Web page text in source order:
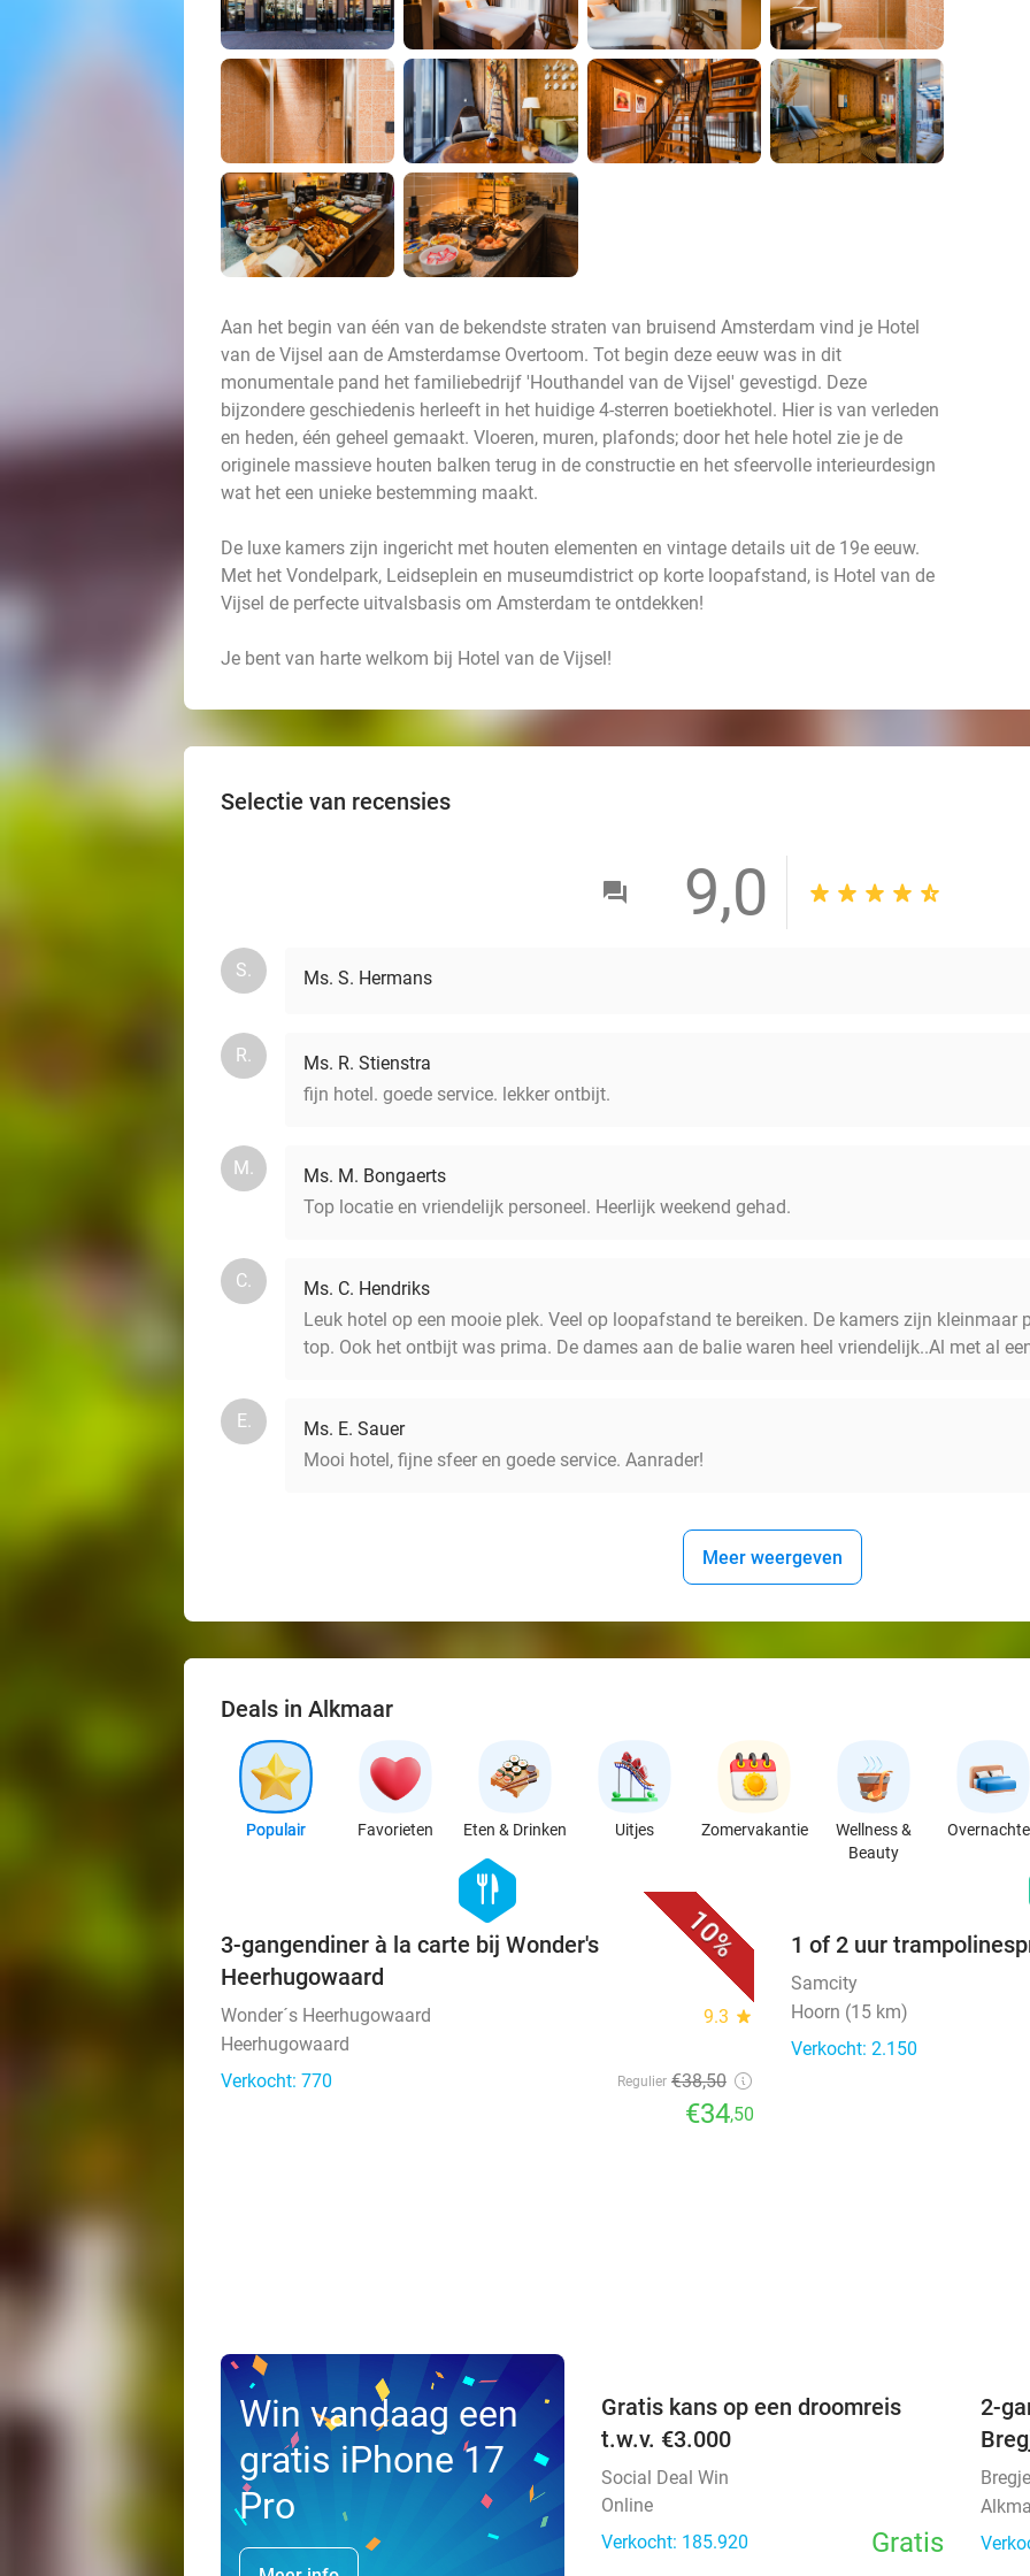
Aan het begin van één van de bekendste straten van bruisend Amsterdam vind je Hotel
van de Vijsel aan de Amsterdamse Overtoom. Tot begin deze eeuw was in dit
monumentale pand het familiebedrijf 'Houthandel van de Vijsel' gevestigd. Deze
bijzondere geschiedenis herleeft in het huidige 4-sterren boetiekhotel. Hier is van verleden
en heden, één geheel gemaakt. Vloeren, muren, plafonds; door het hele hotel zie je de
originele massieve houten balken terug in de constructie en het sfeervolle interieurdesign
wat het een unieke bestemming maakt.
De luxe kamers zijn ingericht met houten elementen en vintage details uit de 19e eeuw.
Met het Vondelpark, Leidseplein en museumdistrict op korte loopafstand, is Hotel van de
Vijsel de perfecte uitvalsbasis om Amsterdam te ontdekken!
Je bent van harte welkom bij Hotel van de Vijsel!
Selectie van recensies
9,0
S. Ms. S. Hermans
R.
Ms. R. Stienstra
fijn hotel. goede service. lekker ontbijt.
M.
Ms. M. Bongaerts
Top locatie en vriendelijk personeel. Heerlijk weekend gehad.
C.
Ms. C. Hendriks
Leuk hotel op een mooie plek. Veel op loopafstand te bereiken. De kamers zijn kleinmaar
top. Ook het ontbijt was prima. De dames aan de balie waren heel vriendelijk..Al met al
E.
Ms. E. Sauer
Mooi hotel, fijne sfeer en goede service. Aanrader!
Meer weergeven
Deals in Alkmaar
Populair Favorieten Eten & Drinken Uitjes Zomervakantie
Wellness &
Beauty
10%
hexagon
food
3-gangendiner à la carte bij Wonder's
Heerhugowaard
Wonder´s Heerhugowaard 9.3 star
Heerhugowaard
Verkocht: 770
Regulier €38,50
€34,50
1 of 2 uur
Samcity
Hoorn (15 km)
Verkocht: 2.150
Win vandaag een
gratis iPhone 17
Pro
Gratis kans op een droomreis
t.w.v. €3.000
Social Deal Win
Online
Verkocht: 185.920
Gratis
2-